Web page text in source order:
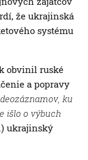
že ukrajinská
systému
obvinil ruské
a popravy
ku
išlo o výbuch
ukrajinský